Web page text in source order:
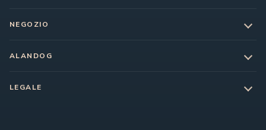
NEGOZIO
ALANDOG
LEGALE